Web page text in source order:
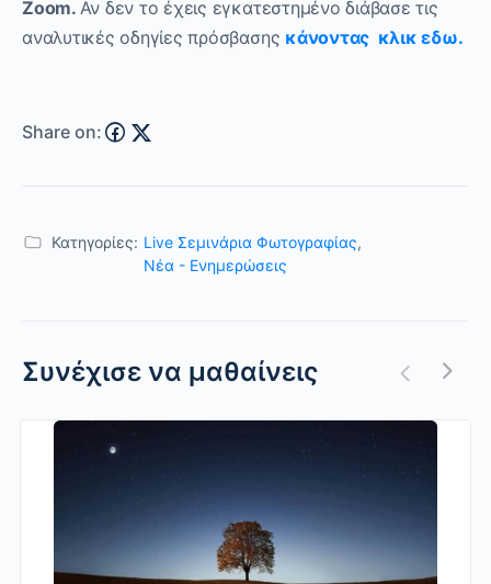
Zoom. Αν δεν το έχεις εγκατεστημένο διάβασε τις
αναλυτικές οδηγίες πρόσβασης κάνοντας κλικ εδω.
Share on:
Κατηγορίες: Live Σεμινάρια Φωτογραφίας,
Nέα - Ενημερώσεις
Συνέχισε να μαθαίνεις